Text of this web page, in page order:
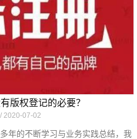
版权登记的必要？
2020-07-02
年的不断学习与业务实践总结，我